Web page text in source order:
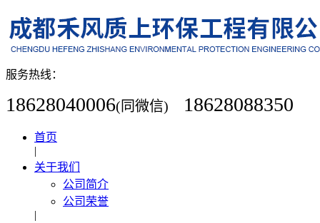
服务热线：
18628040006(同微信) 18628088350
首页
|
关于我们
公司简介
公司荣誉
|